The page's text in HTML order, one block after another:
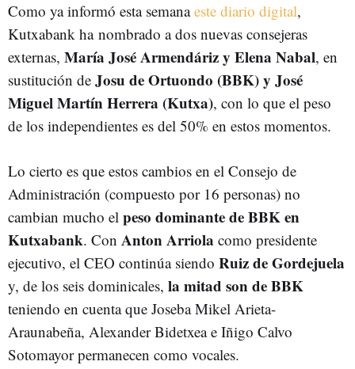
Como ya informó esta semanaeste diario digital,
Kutxabank ha nombrado a dos nuevas consejeras
externas, María José Armendáriz y Elena Nabal, en
sustitución de Josu de Ortuondo (BBK) y José
Miguel Martín Herrera (Kutxa), con lo que el peso
de los independientes es del 50% en estos momentos.
Lo cierto es que estos cambios en el Consejo de
Administración (compuesto por 16 personas) no
cambian mucho el peso dominante de BBK en
Kutxabank. Con Anton Arriola como presidente
ejecutivo, el CEO continúa siendo Ruiz de Gordejuela
y, de los seis dominicales, la mitad son de BBK
teniendo en cuenta que Joseba Mikel Arieta-
Araunabeña, Alexander Bidetxea e Iñigo Calvo
Sotomayor permanecen como vocales.